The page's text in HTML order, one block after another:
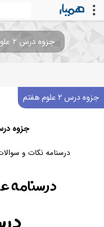
جزوه درس ۲ علوم هفتم - همیار آموزش
جزوه درس ۲ علوم هفتم
جزوه درس ۲
درسنامه نکات و